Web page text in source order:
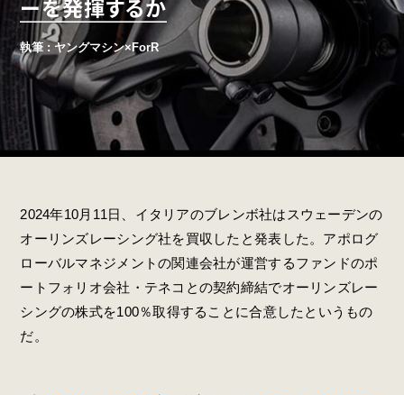
ーを発揮するか
執筆 : ヤングマシン×ForR
2024年10月11日、イタリアのブレンボ社はスウェーデンの
オーリンズレーシング社を買収したと発表した。アポログ
ローバルマネジメントの関連会社が運営するファンドのポ
ートフォリオ会社・テネコとの契約締結でオーリンズレー
シングの株式を100％取得することに合意したというもの
だ。